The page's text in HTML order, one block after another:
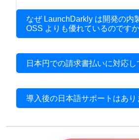
なぜ LaunchDarkly は開発の内
OSS よりも優れているのです
日本円での請求書払いに対応し
導入後の日本語サポートはあり